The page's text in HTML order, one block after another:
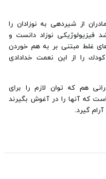
از شیردهی به نوزادان را
فیزیولوژیكی نوزاد دانست و
غلط مبتنی بر به هم خوردن
را از این نعمت خدادادی
هم كه توان لازم را برای
كه آنها را در آغوش بگیرند
گیرد.